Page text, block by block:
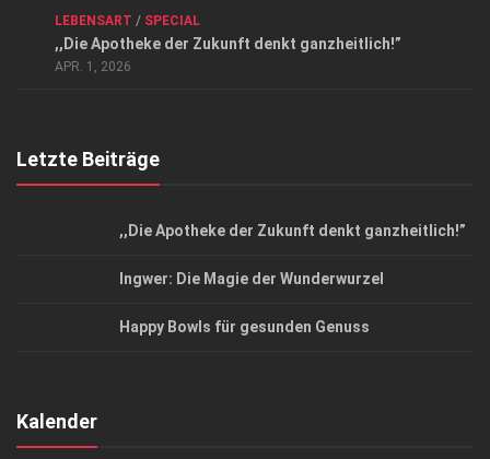
Datenschutzerklärung
Top Magazin Dresden / Ostsachsen
LEBENSART / SPECIAL
,,Die Apotheke der Zukunft denkt ganzheitlich!”
APR. 1, 2026
Letzte Beiträge
,,Die Apotheke der Zukunft denkt ganzheitlich!”
Ingwer: Die Magie der Wunderwurzel
Happy Bowls für gesunden Genuss
Kalender